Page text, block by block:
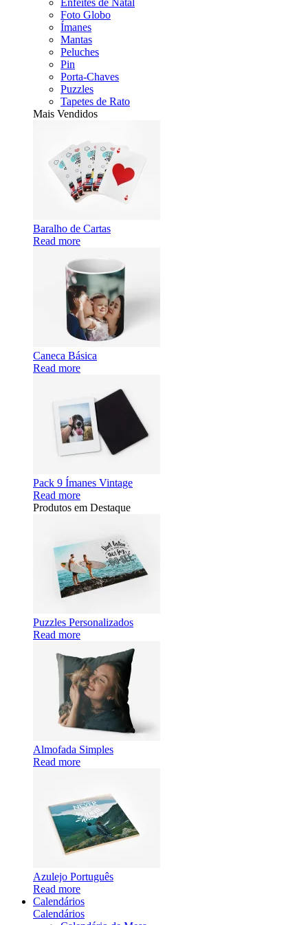
Foto Globo
Ímanes
Mantas
Peluches
Pin
Porta-Chaves
Puzzles
Tapetes de Rato
Mais Vendidos
Baralho de Cartas
Read more
Caneca Básica
Read more
Pack 9 Ímanes Vintage
Read more
Produtos em Destaque
Puzzles Personalizados
Read more
Almofada Simples
Read more
Azulejo Português
Read more
Calendários
Calendários